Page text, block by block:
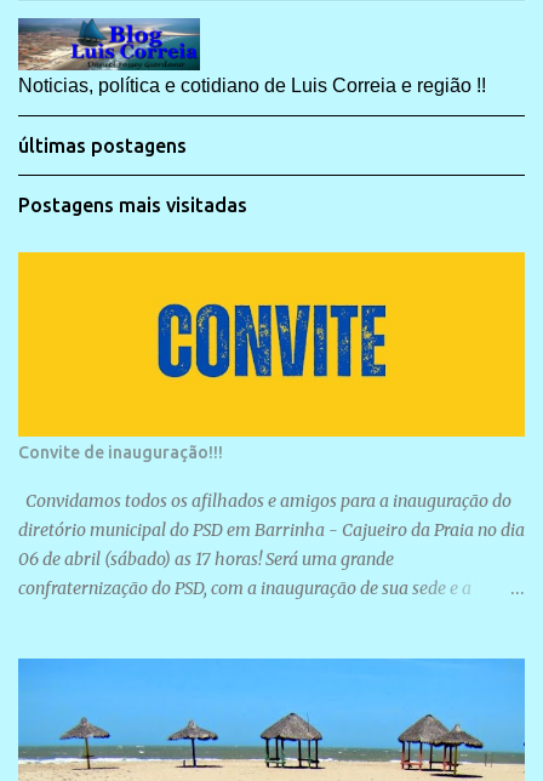
Noticias, política e cotidiano de Luis Correia e região !!
últimas postagens
Postagens mais visitadas
Convite de inauguração!!!
Convidamos todos os afilhados e amigos para a inauguração do
diretório municipal do PSD em Barrinha - Cajueiro da Praia no dia
06 de abril (sábado) as 17 horas! Será uma grande
confraternização do PSD, com a inauguração de sua sede e a